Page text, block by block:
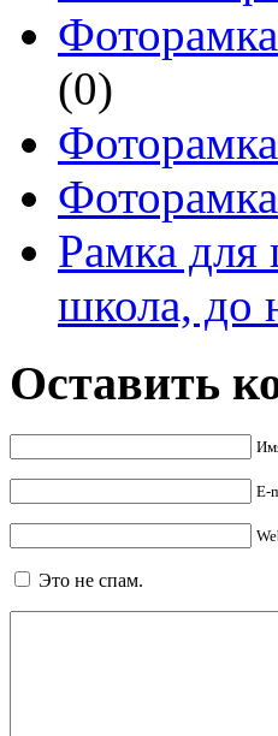
(0)
Рамка
школа, до
Оставить
E-
Это не спам.